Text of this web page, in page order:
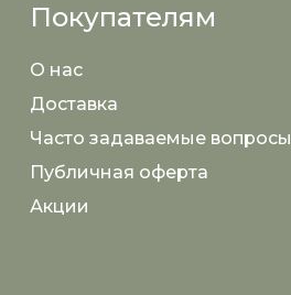
Покупателям
О нас
Доставка
Часто задаваемые вопросы
Публичная оферта
Акции